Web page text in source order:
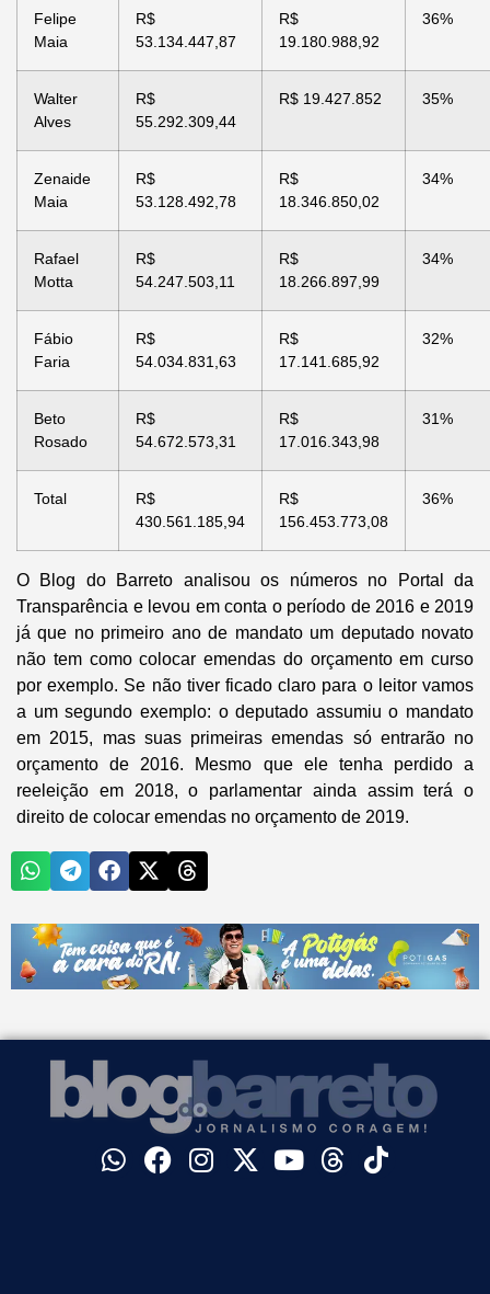
Felipe
Maia
R$
53.134.447,87
R$
19.180.988,92
36%
Walter
Alves
R$
55.292.309,44
R$ 19.427.852 35%
Zenaide
Maia
R$
53.128.492,78
R$
18.346.850,02
34%
Rafael
Motta
R$
54.247.503,11
R$
18.266.897,99
34%
Fábio
Faria
R$
54.034.831,63
R$
17.141.685,92
32%
Beto
Rosado
R$
54.672.573,31
R$
17.016.343,98
31%
Total
R$
430.561.185,94
R$
156.453.773,08
36%
O Blog do Barreto analisou os números no Portal da
Transparência e levou em conta o período de 2016 e 2019
já que no primeiro ano de mandato um deputado novato
não tem como colocar emendas do orçamento em curso
por exemplo. Se não tiver ficado claro para o leitor vamos
a um segundo exemplo: o deputado assumiu o mandato
em 2015, mas suas primeiras emendas só entrarão no
orçamento de 2016. Mesmo que ele tenha perdido a
reeleição em 2018, o parlamentar ainda assim terá o
direito de colocar emendas no orçamento de 2019.